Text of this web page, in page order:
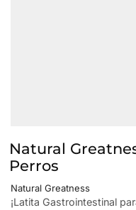
Natural
Perros
Natural Greatness
¡Latita Gastrointestinal